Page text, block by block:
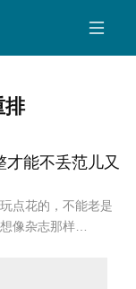
排
能不丢范儿又
点花的，不能老是
像杂志那样…